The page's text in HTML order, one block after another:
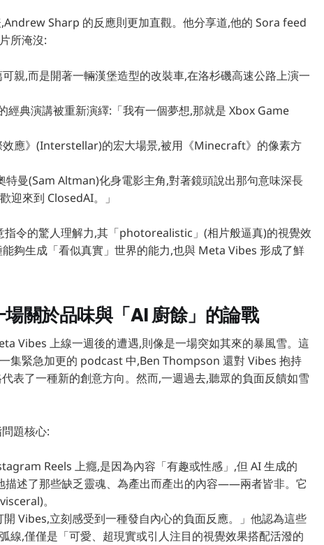
Sharp 的反應則更加直觀。他分享道,他的 Sora feed
所淹沒:
親,而是開著一輛漢堡造型的改裝車,在洛杉磯高速公路上演一
經典演講被重新演繹:「我有一個夢想,那就是 Xbox Game
效應》(Interstellar)的宏大場景,被用《Minecraft》的像素方
特曼(Sam Altman)化身電影主角,對著鏡頭說出那句意味深長
迎來到 ClosedAI。」
令的驚人理解力,其「photorealistic」(相片般逼真)的視覺效
夠生成「看似真實」世界的能力,也與 Meta Vibes 形成了鮮
關於品味與「AI 廚餘」的論戰
Vibes 上線一週後的遭遇,則像是一場突如其來的暴風雪。這
集緊急加更的 podcast 中,Ben Thompson 還對 Vibes 抱持
表了一種新的創意方向。然而,一週過去,聽眾的負面反饋如雪
題核心:
Reels 上癮,是因為內容「有趣或性感」,但 AI 生成的
述了那些缺乏靈魂、為產出而產出的內容——兩者皆非。它
。
Vibes,立刻感受到一種發自內心的負面反應。」他認為這些
線,僅僅是「可愛、超現實或引人注目的視覺效果搭配活潑的